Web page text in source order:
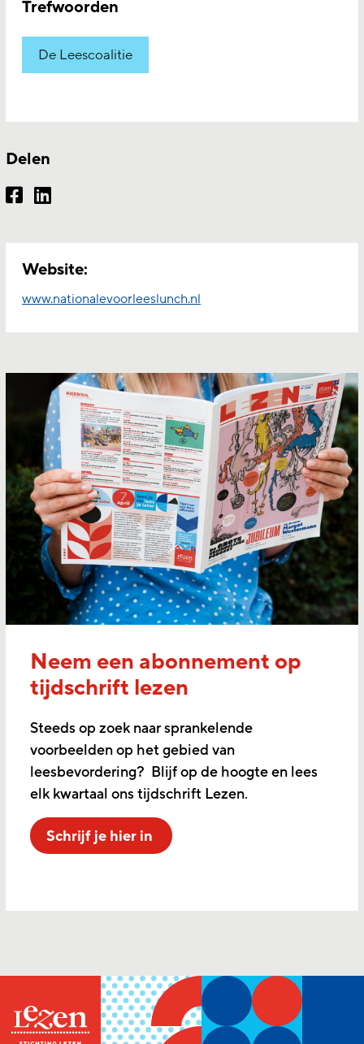
Website:
www.nationalevoorleeslunch.nl
Trefwoorden
De Leescoalitie
Delen
Neem een abonnement op
tijdschrift lezen
Steeds op zoek naar sprankelende
voorbeelden op het gebied van
leesbevordering? Blijf op de hoogte en lees
elk kwartaal ons tijdschrift Lezen.
Schrijf je hier in